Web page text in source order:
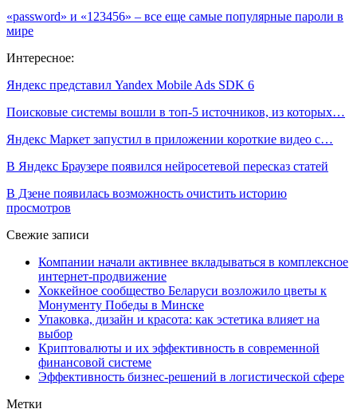
«password» и «123456» – все еще самые популярные пароли в
мире
Интересное:
Яндекс представил Yandex Mobile Ads SDK 6
Поисковые системы вошли в топ-5 источников, из которых…
Яндекс Маркет запустил в приложении короткие видео с…
В Яндекс Браузере появился нейросетевой пересказ статей
В Дзене появилась возможность очистить историю
просмотров
Свежие записи
Компании начали активнее вкладываться в комплексное
интернет-продвижение
Хоккейное сообщество Беларуси возложило цветы к
Монументу Победы в Минске
Упаковка, дизайн и красота: как эстетика влияет на
выбор
Криптовалюты и их эффективность в современной
финансовой системе
Эффективность бизнес-решений в логистической сфере
Метки